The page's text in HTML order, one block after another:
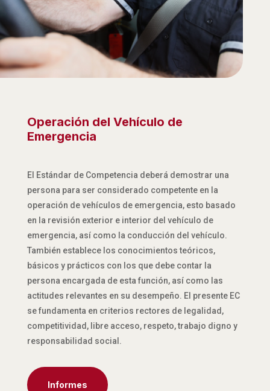
Operación del Vehículo de
Emergencia
El Estándar de Competencia deberá demostrar una
persona para ser considerado competente en la
operación de vehículos de emergencia, esto basado
en la revisión exterior e interior del vehículo de
emergencia, así como la conducción del vehículo.
También establece los conocimientos teóricos,
básicos y prácticos con los que debe contar la
persona encargada de esta función, así como las
actitudes relevantes en su desempeño. El presente EC
se fundamenta en criterios rectores de legalidad,
competitividad, libre acceso, respeto, trabajo digno y
responsabilidad social.
Informes